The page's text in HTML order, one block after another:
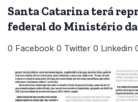
Santa Catarina terá
federal do Ministério
0 Facebook 0 Twitter 0 Linkedin